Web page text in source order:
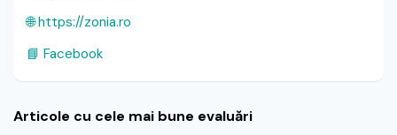
🌐 https://zonia.ro
📘 Facebook
Articole cu cele mai bune evaluări